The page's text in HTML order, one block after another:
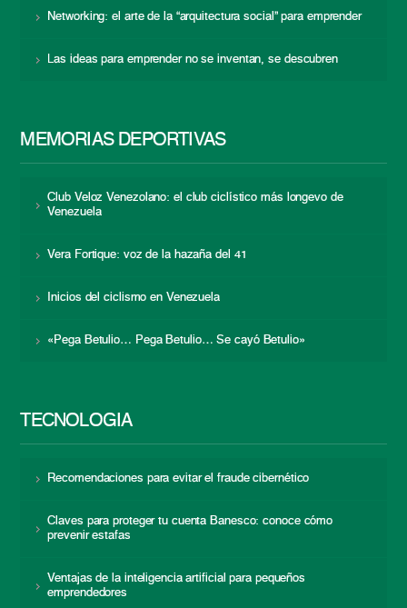
Networking: el arte de la “arquitectura social” para emprender
Las ideas para emprender no se inventan, se descubren
MEMORIAS DEPORTIVAS
Club Veloz Venezolano: el club ciclístico más longevo de
Venezuela
Vera Fortique: voz de la hazaña del 41
Inicios del ciclismo en Venezuela
«Pega Betulio… Pega Betulio… Se cayó Betulio»
TECNOLOGÍA
Recomendaciones para evitar el fraude cibernético
Claves para proteger tu cuenta Banesco: conoce cómo
prevenir estafas
Ventajas de la inteligencia artificial para pequeños
emprendedores